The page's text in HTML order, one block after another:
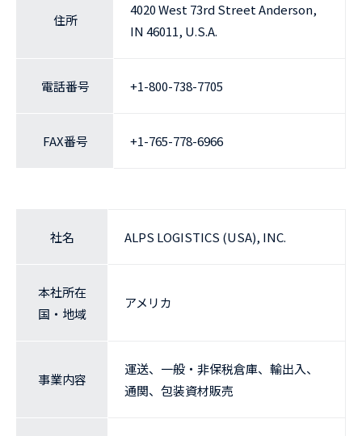
住所
4020 West 73rd Street Anderson,
IN 46011, U.S.A.
電話番号 +1-800-738-7705
FAX番号 +1-765-778-6966
社名 ALPS LOGISTICS (USA), INC.
本社所在
国・地域
アメリカ
事業内容
運送、一般・非保税倉庫、輸出入、
通関、包装資材販売